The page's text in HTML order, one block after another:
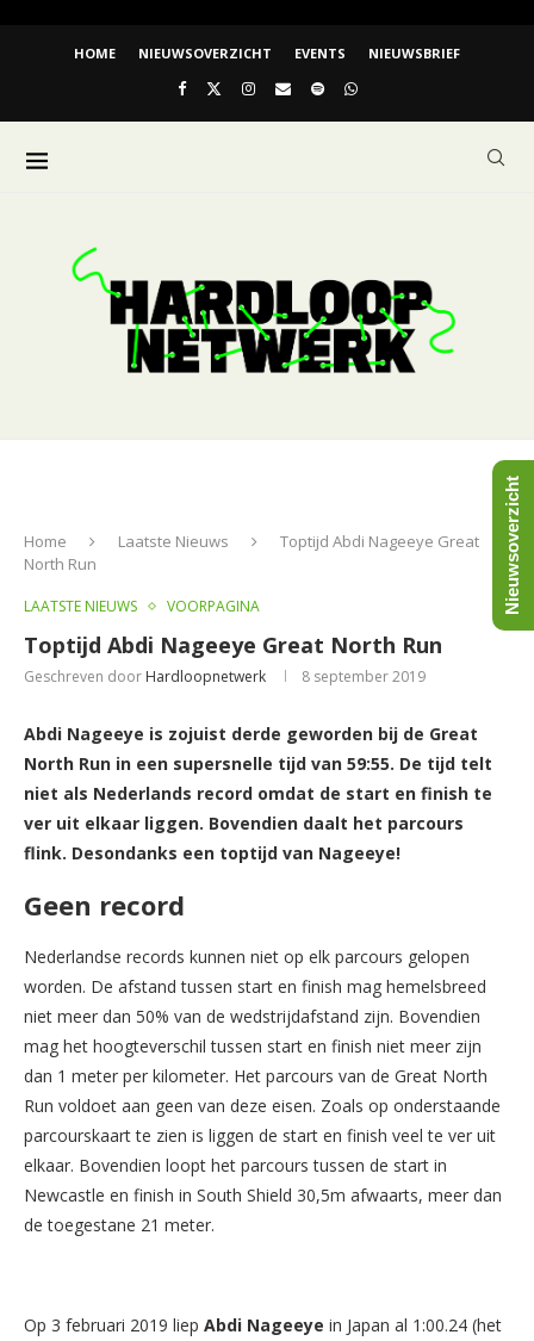
HOME NIEUWSOVERZICHT EVENTS NIEUWSBRIEF
Home Laatste Nieuws
Toptijd Abdi Nageeye Great
North Run
LAATSTE NIEUWS VOORPAGINA
Toptijd Abdi Nageeye Great North Run
Geschreven door Hardloopnetwerk 8 september 2019
Abdi Nageeye is zojuist derde geworden bij de Great
North Run in een supersnelle tijd van 59:55. De tijd telt
niet als Nederlands record omdat de start en finish te
ver uit elkaar liggen. Bovendien daalt het parcours
flink. Desondanks een toptijd van Nageeye!
Geen record
Nederlandse records kunnen niet op elk parcours gelopen
worden. De afstand tussen start en finish mag hemelsbreed
niet meer dan 50% van de wedstrijdafstand zijn. Bovendien
mag het hoogteverschil tussen start en finish niet meer zijn
dan 1 meter per kilometer. Het parcours van de Great North
Run voldoet aan geen van deze eisen. Zoals op onderstaande
parcourskaart te zien is liggen de start en finish veel te ver uit
elkaar. Bovendien loopt het parcours tussen de start in
Newcastle en finish in South Shield 30,5m afwaarts, meer dan
de toegestane 21 meter.
Op 3 februari 2019 liep Abdi Nageeye in Japan al 1:00.24 (het
Nieuwsoverzicht